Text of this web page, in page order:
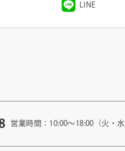
LINE
営業時間：10:00〜18:00（火・水